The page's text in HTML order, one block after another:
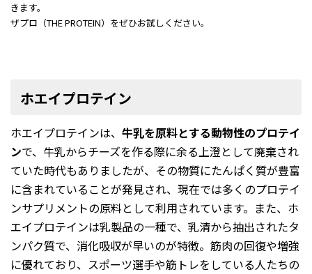
きます。
ザプロ（THE PROTEIN）をぜひお試しください。
ホエイプロテイン
ホエイプロテインは、 牛乳を原料とする動物性のプロテイ
ンで、牛乳からチーズを作る際に余る上澄として廃棄され
ていた時代もありましたが、その物質にたんぱく質が豊富
に含まれていることが発見され、現在では多くのプロテイ
ンサプリメントの原料として利用されています。また、ホ
エイプロテインは乳製品の一種で、乳清から抽出されたタ
ンパク質で、消化吸収が早いのが特徴。筋肉の回復や増強
に優れており、スポーツ選手や筋トレをしている人たちの